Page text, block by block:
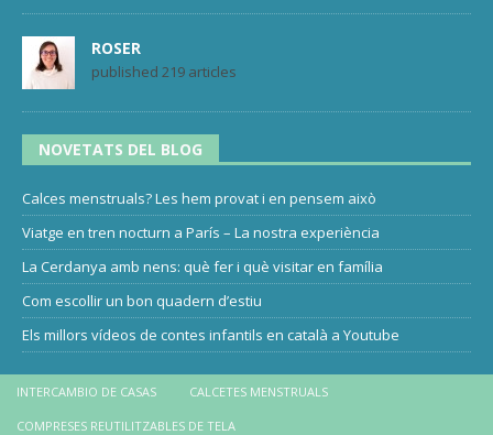
ROSER
published 219 articles
NOVETATS DEL BLOG
Calces menstruals? Les hem provat i en pensem això
Viatge en tren nocturn a París – La nostra experiència
La Cerdanya amb nens: què fer i què visitar en família
Com escollir un bon quadern d’estiu
Els millors vídeos de contes infantils en català a Youtube
INTERCAMBIO DE CASAS CALCETES MENSTRUALS
COMPRESES REUTILITZABLES DE TELA